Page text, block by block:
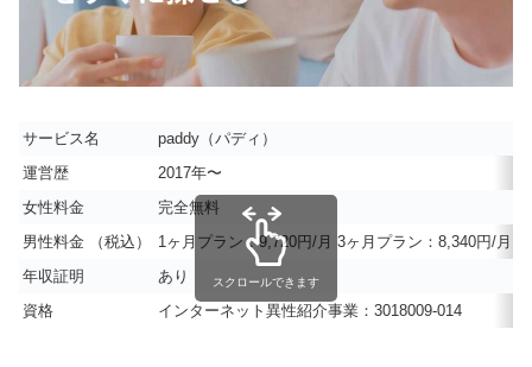
サービス名
paddy（パディ）
運営歴
2017年〜
女性料金
完全無料
男性料金 （税込）
1ヶ月プラン：9,720円/月 3ヶ月プラン：8,340円/月 6
年収証明
あり
資格
インターネット異性紹介事業：3018009-014
スクロールできます